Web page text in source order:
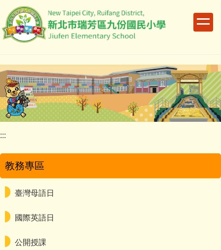
到
主
容
區
:::
教務專區
臺灣母語日
國際英語日
公開授課